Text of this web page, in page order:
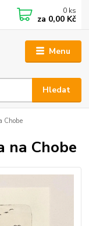
Menu
Hledat
0 ks
za 0,00 Kč
Chobe
na Chobe